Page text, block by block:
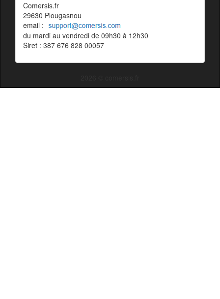
Comersis.fr
29630 Plougasnou
email :
du mardi au vendredi de 09h30 à 12h30
Siret : 387 676 828 00057